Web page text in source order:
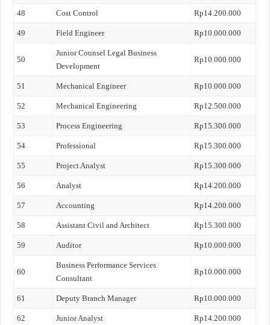
48 Cost Control Rp14.200.000
49 Field Engineer Rp10.000.000
50
Junior Counsel Legal Business
Development
Rp10.000.000
51 Mechanical Engineer Rp10.000.000
52 Mechanical Engineering Rp12.500.000
53 Process Engineering Rp15.300.000
54 Professional Rp15.300.000
55 Project Analyst Rp15.300.000
56 Analyst Rp14.200.000
57 Accounting Rp14.200.000
58 Assistant Civil and Architect Rp15.300.000
59 Auditor Rp10.000.000
60
Business Performance Services
Consultant
Rp10.000.000
61 Deputy Branch Manager Rp10.000.000
62 Junior Analyst Rp14.200.000